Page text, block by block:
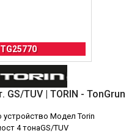
TUV | TORIN - TonGrun
устройство Модел Torin
4 тонаGS/TUV